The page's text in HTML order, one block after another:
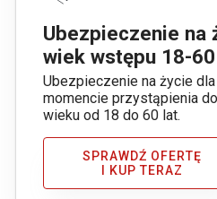
Ubezpieczenie na
wiek wstępu 18-
Ubezpieczenie na życie
momencie przystąpienia
wieku od 18 do 60 lat.
SPRAWDŹ OFERTĘ
I KUP TERAZ